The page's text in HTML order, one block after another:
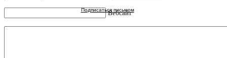
Подписаться письмом
Вебсайт